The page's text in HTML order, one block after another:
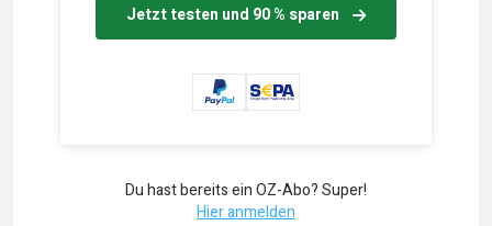
Jetzt testen und 90 % sparen
Du hast bereits ein OZ-Abo? Super!
Hier anmelden